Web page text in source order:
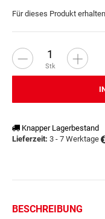
Für dieses Produkt
Stk
Knapper Lagerbestand
Lieferzeit: 3 - 7 Werktage
BESCHREIBUNG